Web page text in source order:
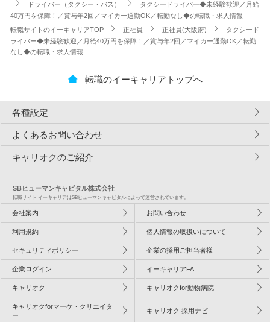
ドライバー（タクシー・バス）
タクシードライバー◆未経験歓迎／月給
40万円を保障！／賞与年2回／マイカー通勤OK／転勤なし◆の転職・求人情報
転職サイトのイーキャリアTOP
正社員 正社員(大阪府)
タクシード
ライバー◆未経験歓迎／月給40万円を保障！／賞与年2回／マイカー通勤OK／転勤
なし◆の転職・求人情報
転職のイーキャリアトップへ
各種設定
よくあるお問い合わせ
キャリオクのご紹介
SBヒューマンキャピタル株式会社
転職サイト イーキャリアはSBヒューマンキャピタルによって運営されています。
会社案内 お問い合わせ
利用規約 個人情報の取扱いについて
セキュリティポリシー 企業の採用ご担当者様
企業ログイン イーキャリアFA
キャリオク キャリオクfor動物病院
キャリオクforマーケ・クリエイタ
ー
キャリオク 採用ナビ